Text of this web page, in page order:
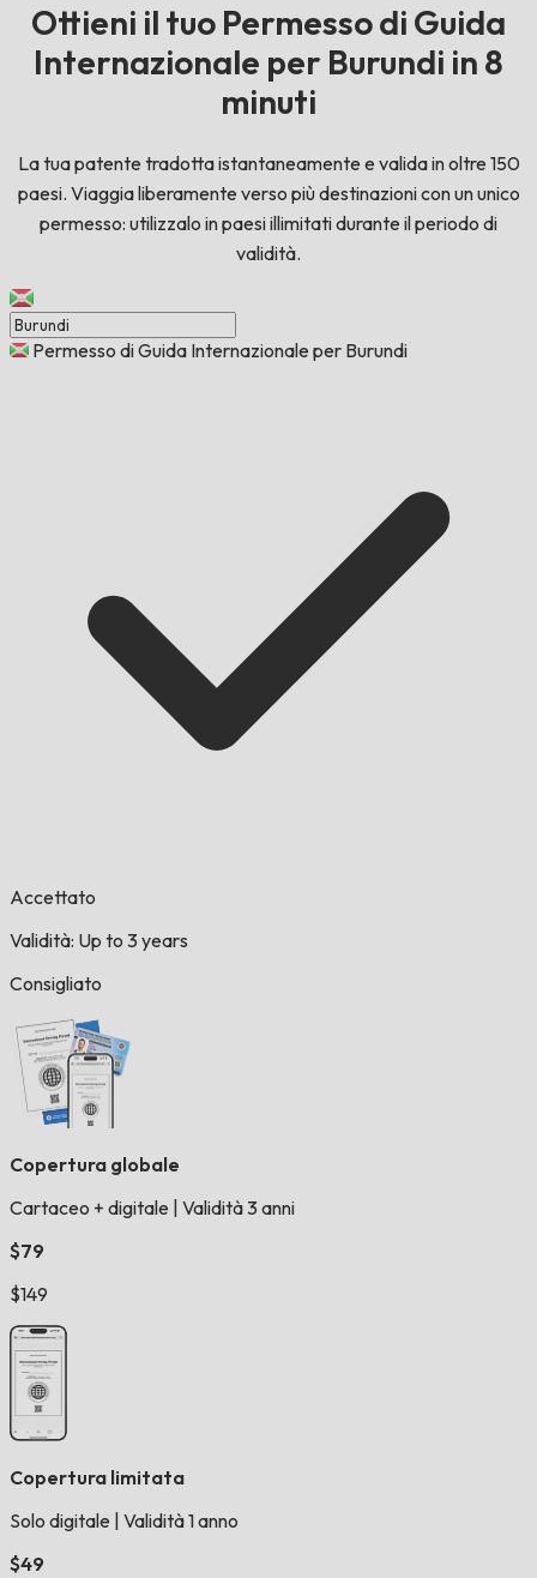
Ottieni il tuo Permesso di Guida
Internazionale per Burundi in 8
minuti
La tua patente tradotta istantaneamente e valida in oltre 150
paesi. Viaggia liberamente verso più destinazioni con un unico
permesso: utilizzalo in paesi illimitati durante il periodo di
validità.
Permesso di Guida Internazionale per Burundi
Accettato
Validità: Up to 3 years
Consigliato
Copertura globale
Cartaceo + digitale Validità 3 anni
$79
$149
Copertura limitata
Solo digitale Validità 1 anno
$49